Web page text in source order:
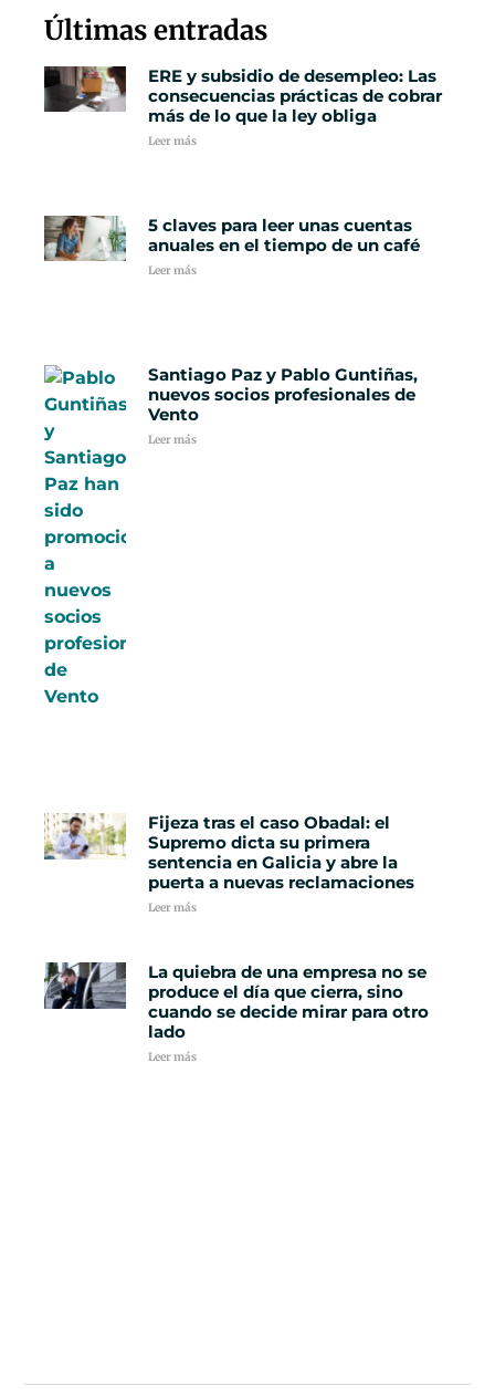
Últimas entradas
ERE y subsidio de desempleo: Las
consecuencias prácticas de cobrar
más de lo que la ley obliga
Leer más
5 claves para leer unas cuentas
anuales en el tiempo de un café
Leer más
Santiago Paz y Pablo Guntiñas,
nuevos socios profesionales de
Vento
Leer más
Fijeza tras el caso Obadal: el
Supremo dicta su primera
sentencia en Galicia y abre la
puerta a nuevas reclamaciones
Leer más
La quiebra de una empresa no se
produce el día que cierra, sino
cuando se decide mirar para otro
lado
Leer más